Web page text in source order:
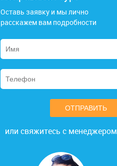
Оставь заявку и мы лично
расскажем вам подробности
ОТПРАВИТЬ
или свяжитесь с менеджером